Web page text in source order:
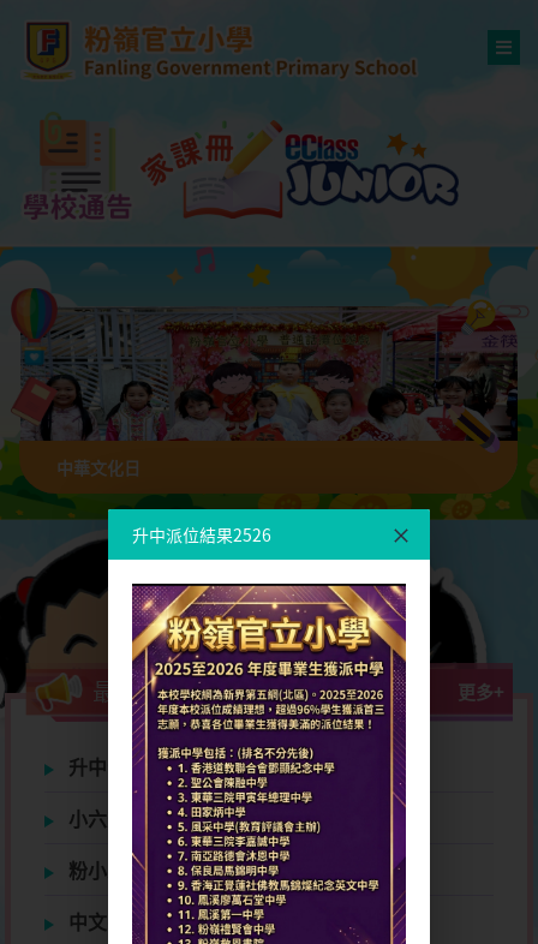
中華文化日
最新消息 更多+
升中派位結果2025-2026
小六升中適應教育營
粉小樂器匯演
中文書法比賽
升中派位結果2526